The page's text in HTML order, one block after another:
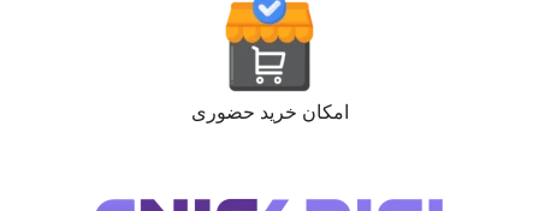
امکان خرید حضوری